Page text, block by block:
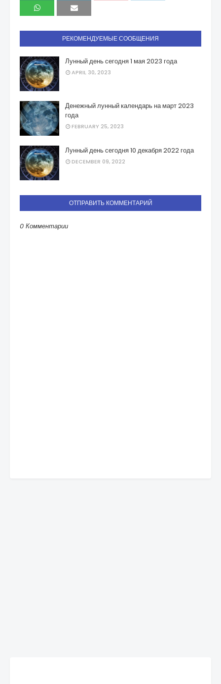
РЕКОМЕНДУЕМЫЕ СООБЩЕНИЯ
Лунный день сегодня 1 мая 2023 года
APRIL 30, 2023
Денежный лунный календарь на март 2023
года
FEBRUARY 25, 2023
Лунный день сегодня 10 декабря 2022 года
DECEMBER 09, 2022
ОТПРАВИТЬ КОММЕНТАРИЙ
0 Комментарии